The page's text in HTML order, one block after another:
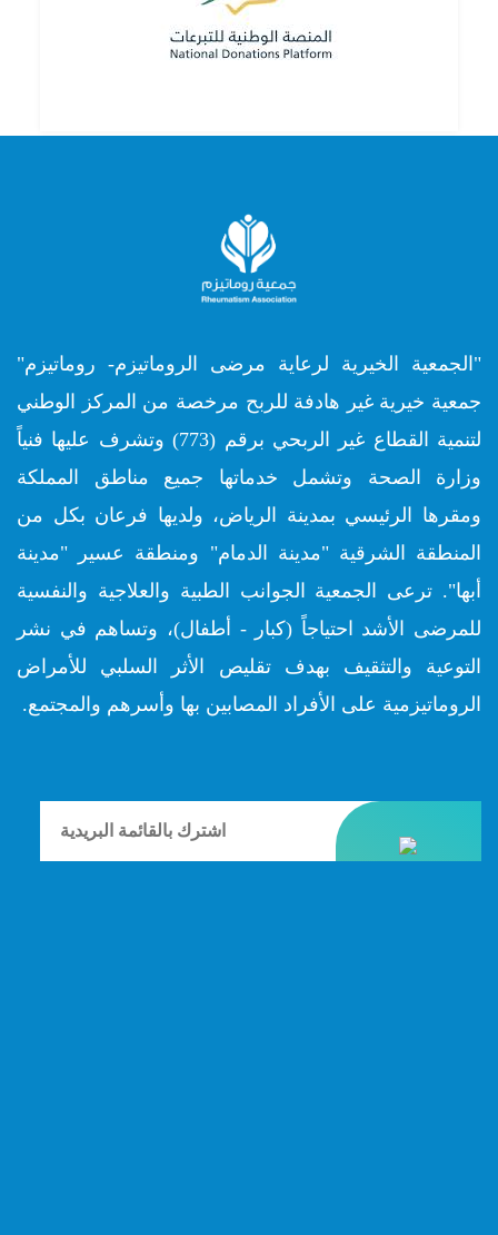
"الجمعية الخيرية لرعاية مرضى الروماتيزم- روماتيزم"
جمعية خيرية غير هادفة للربح مرخصة من المركز الوطني
لتنمية القطاع غير الربحي برقم (773) وتشرف عليها فنياً
وزارة الصحة وتشمل خدماتها جميع مناطق المملكة
ومقرها الرئيسي بمدينة الرياض، ولديها فرعان بكل من
المنطقة الشرقية "مدينة الدمام" ومنطقة عسير "مدينة
أبها". ترعى الجمعية الجوانب الطبية والعلاجية والنفسية
للمرضى الأشد احتياجاً (كبار - أطفال)، وتساهم في نشر
التوعية والتثقيف بهدف تقليص الأثر السلبي للأمراض
الروماتيزمية على الأفراد المصابين بها وأسرهم والمجتمع.